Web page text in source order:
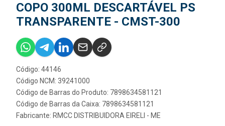
COPO 300ML DESCARTÁVEL PS
TRANSPARENTE - CMST-300
Código: 44146
Código NCM: 39241000
Código de Barras do Produto: 7898634581121
Código de Barras da Caixa: 7898634581121
Fabricante: RMCC DISTRIBUIDORA EIRELI - ME